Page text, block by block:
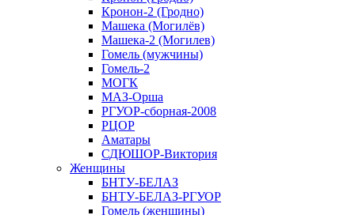
Кронон-2 (Гродно)
Машека (Могилёв)
Машека-2 (Могилев)
Гомель (мужчины)
Гомель-2
МОГК
МАЗ-Орша
РГУОР-сборная-2008
РЦОР
Аматары
СДЮШОР-Виктория
Женщины
БНТУ-БЕЛАЗ
БНТУ-БЕЛАЗ-РГУОР
Гомель (женщины)